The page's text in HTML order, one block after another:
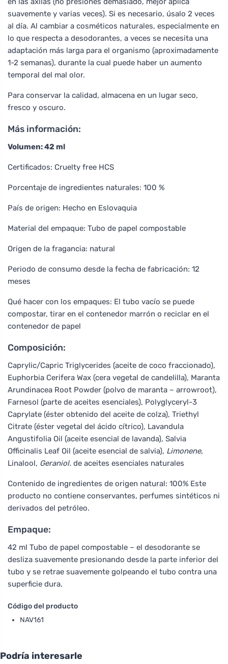
suavemente y varias veces). Si es necesario, úsalo 2 veces
al día. Al cambiar a cosméticos naturales, especialmente en
lo que respecta a desodorantes, a veces se necesita una
adaptación más larga para el organismo (aproximadamente
1-2 semanas), durante la cual puede haber un aumento
temporal del mal olor.
Para conservar la calidad, almacena en un lugar seco,
fresco y oscuro.
Más información:
Volumen: 42 ml
Certificados: Cruelty free HCS
Porcentaje de ingredientes naturales: 100 %
País de origen: Hecho en Eslovaquia
Material del empaque: Tubo de papel compostable
Origen de la fragancia: natural
Periodo de consumo desde la fecha de fabricación: 12
meses
Qué hacer con los empaques: El tubo vacío se puede
compostar, tirar en el contenedor marrón o reciclar en el
contenedor de papel
Composición:
Caprylic/Capric Triglycerides (aceite de coco fraccionado),
Euphorbia Cerifera Wax (cera vegetal de candelilla), Maranta
Arundinacea Root Powder (polvo de maranta – arrowroot),
Farnesol (parte de aceites esenciales), Polyglyceryl-3
Caprylate (éster obtenido del aceite de colza), Triethyl
Citrate (éster vegetal del ácido cítrico), Lavandula
Angustifolia Oil (aceite esencial de lavanda), Salvia
Officinalis Leaf Oil (aceite esencial de salvia), Limonene,
Linalool, Geraniol. de aceites esenciales naturales
Contenido de ingredientes de origen natural: 100% Este
producto no contiene conservantes, perfumes sintéticos ni
derivados del petróleo.
Empaque:
42 ml Tubo de papel compostable – el desodorante se
desliza suavemente presionando desde la parte inferior del
tubo y se retrae suavemente golpeando el tubo contra una
superficie dura.
Código del producto
NAV161
Podría interesarle